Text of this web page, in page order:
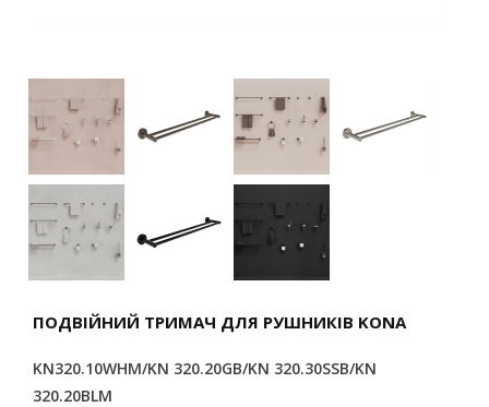
ПОДВІЙНИЙ ТРИМАЧ ДЛЯ РУШНИКІВ KONA
KN320.10WHM/KN 320.20GB/KN 320.30SSB/KN
320.20BLM